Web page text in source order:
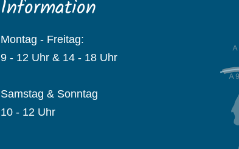
Information
Montag - Freitag:
9 - 12 Uhr & 14 - 18 Uhr
Samstag & Sonntag
10 - 12 Uhr